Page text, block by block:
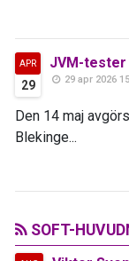
APR
29
JVM-tester
29 apr 2026
Den 14 maj
Blekinge...
SOFT-